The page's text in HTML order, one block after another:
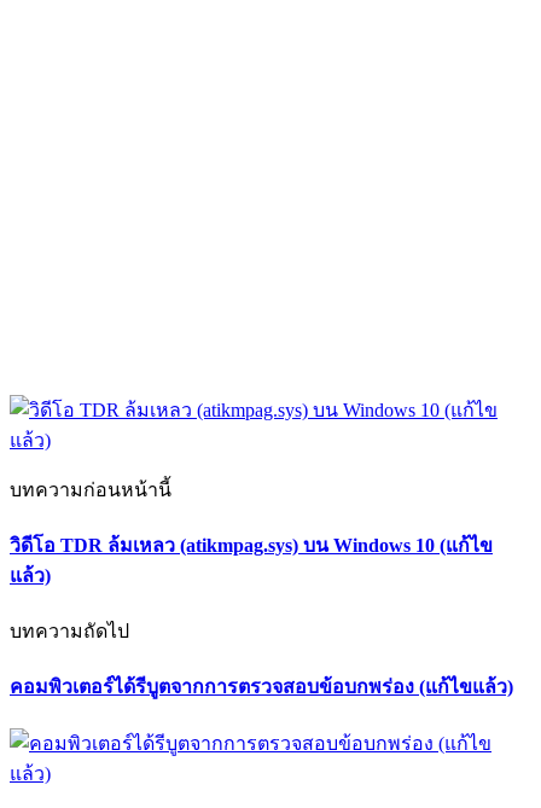
บทความก่อนหน้านี้
วิดีโอ TDR ล้มเหลว (atikmpag.sys) บน Windows 10 (แก้ไข
แล้ว)
บทความถัดไป
คอมพิวเตอร์ได้รีบูตจากการตรวจสอบข้อบกพร่อง (แก้ไขแล้ว)